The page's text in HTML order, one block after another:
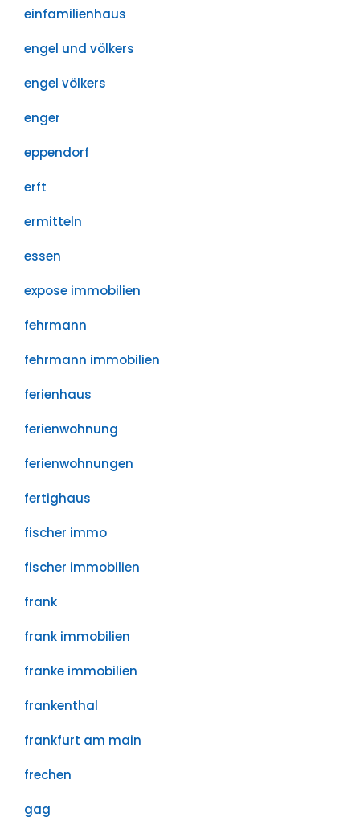
einfamilienhaus
engel und völkers
engel völkers
enger
eppendorf
erft
ermitteln
essen
expose immobilien
fehrmann
fehrmann immobilien
ferienhaus
ferienwohnung
ferienwohnungen
fertighaus
fischer immo
fischer immobilien
frank
frank immobilien
franke immobilien
frankenthal
frankfurt am main
frechen
gag